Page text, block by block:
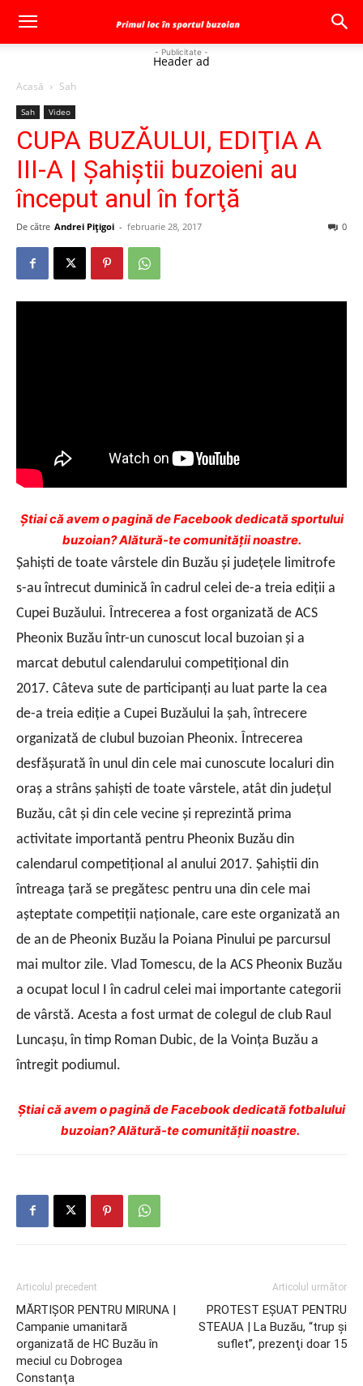
- Publicitate -
Header ad
Acasă Sah
Sah Video
CUPA BUZĂULUI, EDIŢIA A
III-A | Şahiştii buzoieni au
început anul în forţă
De către Andrei Pițigoi - februarie 28, 2017 0
Ştiai că avem o pagină de Facebook dedicată sportului
buzoian? Alătură-te comunității noastre.
Şahişti de toate vârstele din Buzău şi judeţele limitrofe
s-au întrecut duminică în cadrul celei de-a treia ediţii a
Cupei Buzăului. Întrecerea a fost organizată de ACS
Pheonix Buzău într-un cunoscut local buzoian şi a
marcat debutul calendarului competiţional din
2017. Câteva sute de participanţi au luat parte la cea
de-a treia ediţie a Cupei Buzăului la şah, întrecere
organizată de clubul buzoian Pheonix. Întrecerea
desfăşurată în unul din cele mai cunoscute localuri din
oraş a strâns şahişti de toate vârstele, atât din judeţul
Buzău, cât şi din cele vecine şi reprezintă prima
activitate importantă pentru Pheonix Buzău din
calendarul competiţional al anului 2017. Şahiştii din
întreaga ţară se pregătesc pentru una din cele mai
aşteptate competiţii naţionale, care este organizată an
de an de Pheonix Buzău la Poiana Pinului pe parcursul
mai multor zile. Vlad Tomescu, de la ACS Pheonix Buzău
a ocupat locul I în cadrul celei mai importante categorii
de vârstă. Acesta a fost urmat de colegul de club Raul
Luncaşu, în timp Roman Dubic, de la Voinţa Buzău a
întregit podiumul.
Ştiai că avem o pagină de Facebook dedicată fotbalului
buzoian? Alătură-te comunității noastre.
Articolul precedent
MĂRTIŞOR PENTRU MIRUNA |
Campanie umanitară
organizată de HC Buzău în
meciul cu Dobrogea
Constanţa
Articolul următor
PROTEST EŞUAT PENTRU
STEAUA | La Buzău, “trup şi
suflet”, prezenţi doar 15